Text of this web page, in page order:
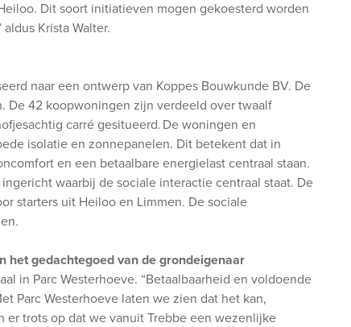
Dit soort initiatieven mogen gekoesterd worden
Krista Walter.
naar een ontwerp van Koppes Bouwkunde BV. De
De 42 koopwoningen zijn verdeeld over twaalf
carré gesitueerd. De woningen en
isolatie en zonnepanelen. Dit betekent dat in
en een betaalbare energielast centraal staan.
waarbij de sociale interactie centraal staat. De
starters uit Heiloo en Limmen. De sociale
het gedachtegoed van de grondeigenaar
in Parc Westerhoeve. “Betaalbaarheid en voldoende
Parc Westerhoeve laten we zien dat het kan,
trots op dat we vanuit Trebbe een wezenlijke